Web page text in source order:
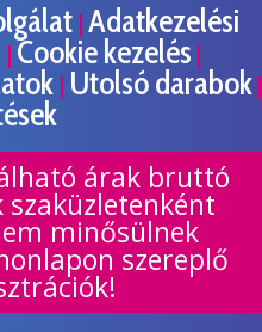
| Adatkezelési
| Cookie kezelés |
| Utolsó darabok|
árak bruttó
minősülnek
szereplő